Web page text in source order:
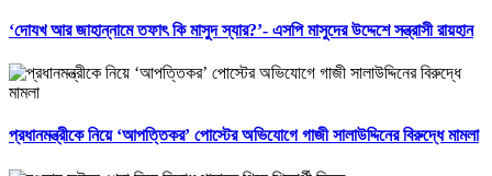
‘দোযখ আর জাহান্নামে তফাৎ কি মাসুদ স্যার?’- এসপি মাসুদের উদ্দেশে সন্ত্রাসী রায়হান
প্রধানমন্ত্রীকে নিয়ে ‘আপত্তিকর’ পোস্টের অভিযোগে গাজী সালাউদ্দিনের বিরুদ্ধে মামলা